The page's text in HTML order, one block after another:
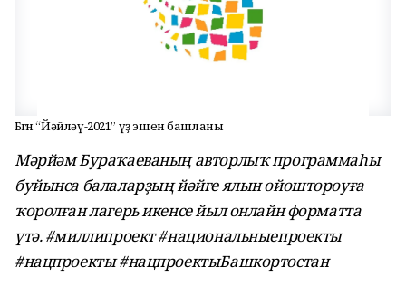
Бөгөн “Йәйләү-2021” үҙ эшен башланы
Мәрйәм Бураҡаеваның авторлыҡ программаһы
буйынса балаларҙың йәйге ялын ойоштороуға
ҡоролған лагерь икенсе йыл онлайн форматта
үтә. #миллипроект #национальныепроекты
#нацпроекты #нацпроектыБашкортостан